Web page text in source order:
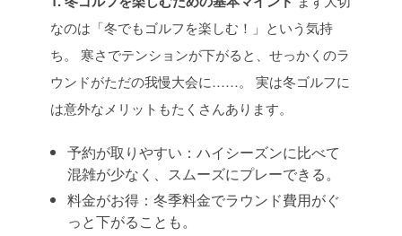
なのは「冬でもゴルフを楽しむ！」という気持
ち。
寒さでテンションが下がると、せっかくのラ
ウンドがただの我慢大会に……。
実は冬ゴルフに
は意外なメリットもたくさんあります。
予約が取りやすい：ハイシーズンに比べて
混雑が少なく、スムーズにプレーできる。
料金がお得：冬季料金でラウンド費用がぐ
っと下がることも。